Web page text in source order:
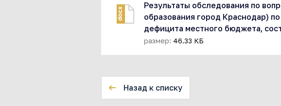
docx
Результаты обследования по
образования город Краснодар)
дефицита местного бюджета,
размер: 46.33 КБ
Назад к списку